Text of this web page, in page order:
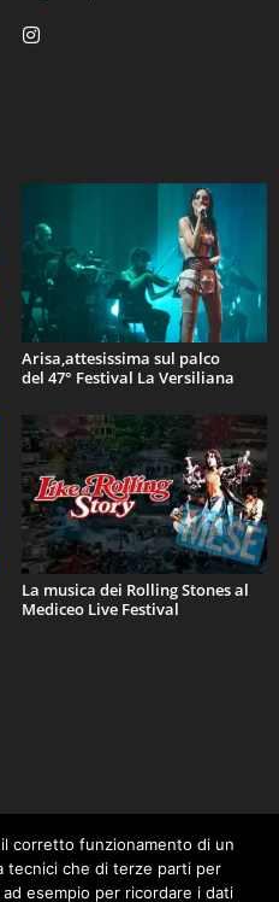
Arisa,attesissima sul palco
del 47° Festival La Versiliana
La musica dei Rolling Stones al
Mediceo Live Festival
corretto funzionamento di un
tecnici che di terze parti per
esempio per ricordare i dati